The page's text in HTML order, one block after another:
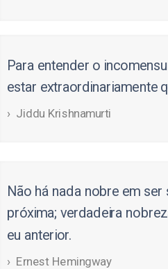
Para entender o
estar extraordinariamente
Jiddu Krishnamurti
Não há nada nobre em
próxima; verdadeira
eu anterior.
Ernest Hemingway